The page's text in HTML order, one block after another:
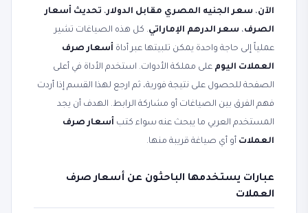
الآن، سعر الجنيه المصري مقابل الدولار، تحديث أسعار
الصرف، سعر الدرهم الإماراتي. كل هذه الصياغات تشير
عملياً إلى حاجة واحدة يمكن تلبيتها عبر أداة أسعار صرف
العملات اليوم على مملكة الأدوات. استخدم الأداة في أعلى
الصفحة للحصول على نتيجة فورية، ثم ارجع لهذا القسم إذا أردت
فهم الفرق بين الصياغات أو مشاركة الرابط. الهدف أن يجد
المستخدم العربي ما يبحث عنه سواء كتب أسعار صرف
العملات أو أي صياغة قريبة منها.
عبارات يستخدمها الباحثون عن أسعار صرف
العملات